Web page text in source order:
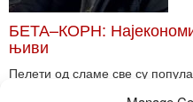
БЕТА–КОРН:
њиви
Пелети од сламе све су